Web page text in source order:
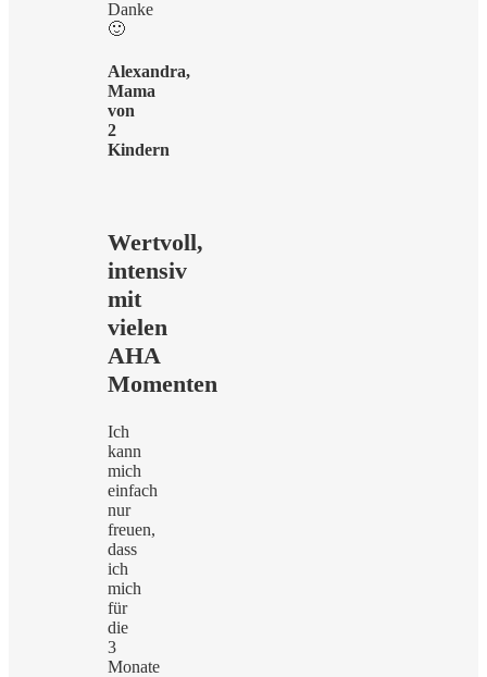
Danke
🙂
Alexandra,
Mama
von
2
Kindern
Wertvoll,
intensiv
mit
vielen
AHA
Momenten
Ich
kann
mich
einfach
nur
freuen,
dass
ich
mich
für
die
3
Monate